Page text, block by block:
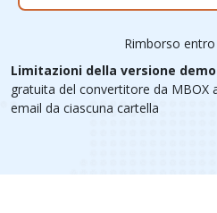
Rimborso
Limitazioni della versione
gratuita del convertitore da MBOX
email da ciascuna cartella